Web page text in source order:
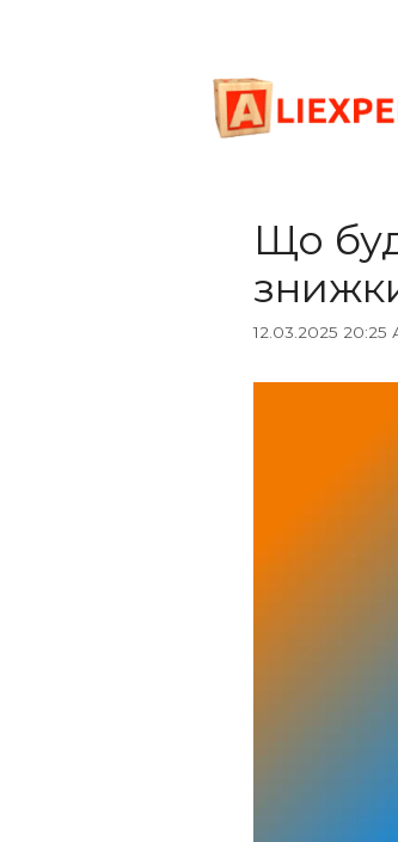
Що
12.03.2025 20:25